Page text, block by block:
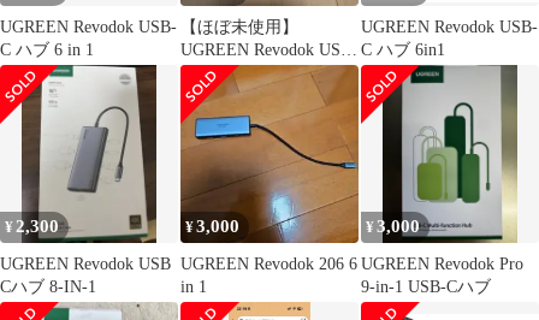
UGREEN Revodok USB-
C ハブ 6 in 1
【ほぼ未使用】
UGREEN Revodok USB-
Cハブ 6in1
UGREEN Revodok USB-
C ハブ 6in1
¥ 2,300
UGREEN Revodok USB
Cハブ 8-IN-1
¥3,000
UGREEN Revodok 206 6
in 1
¥3,000
UGREEN Revodok Pro
9-in-1 USB-Cハブ